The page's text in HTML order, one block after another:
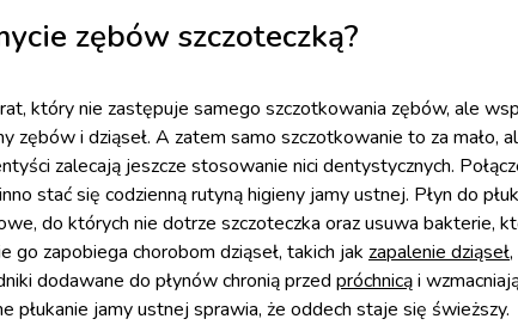
zębów szczoteczką?
który nie zastępuje samego szczotkowania zębów, ale
zębów i dziąseł. A zatem samo szczotkowanie to za mało,
zalecają jeszcze stosowanie nici dentystycznych.
stać się codzienną rutyną higieny jamy ustnej. Płyn do
do których nie dotrze szczoteczka oraz usuwa bakterie,
go zapobiega chorobom dziąseł, takich jak zapalenie dziąseł
dodawane do płynów chronią przed próchnicąi
płukanie jamy ustnej sprawia, że oddech staje się świeższy.